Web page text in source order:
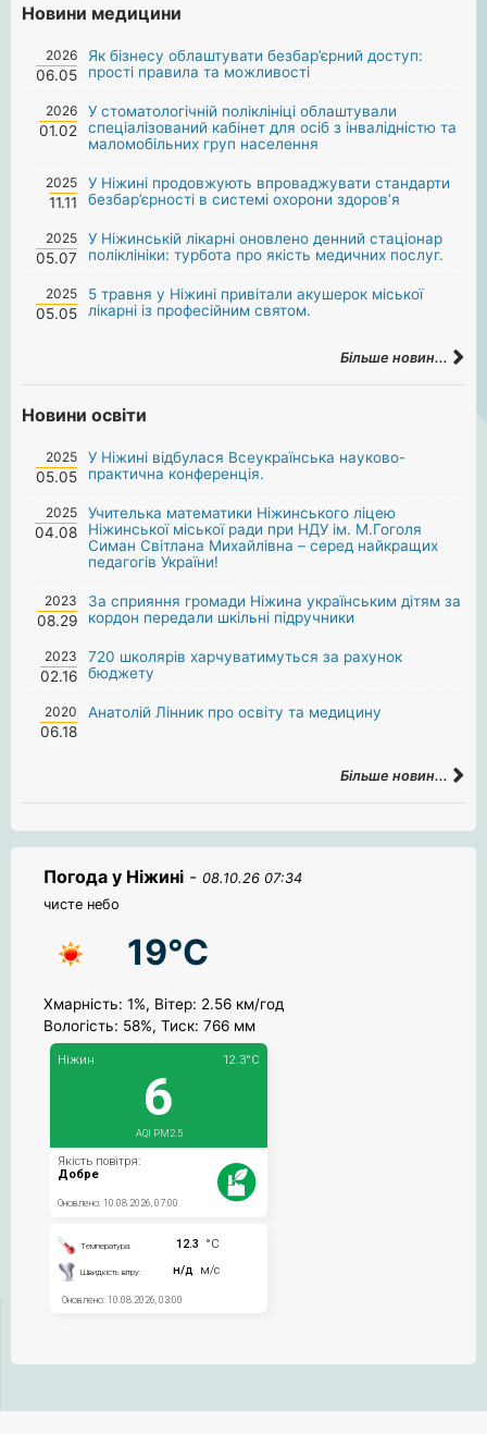
Новини медицини
2026
06.05
Як бізнесу облаштувати безбар’єрний доступ:
прості правила та можливості
2026
01.02
У стоматологічній поліклініці облаштували
спеціалізований кабінет для осіб з інвалідністю та
маломобільних груп населення
2025
11.11
У Ніжині продовжують впроваджувати стандарти
безбар’єрності в системі охорони здоров’я
2025
05.07
У Ніжинській лікарні оновлено денний стаціонар
поліклініки: турбота про якість медичних послуг.
2025
05.05
5 травня у Ніжині привітали акушерок міської
лікарні із професійним святом.
Більше новин...
Новини освіти
2025
05.05
У Ніжині відбулася Всеукраїнська науково-
практична конференція.
2025
04.08
Учителька математики Ніжинського ліцею
Ніжинської міської ради при НДУ ім. М.Гоголя
Симан Світлана Михайлівна – серед найкращих
педагогів України!
2023
08.29
За сприяння громади Ніжина українським дітям за
кордон передали шкільні підручники
2023
02.16
720 школярів харчуватимуться за рахунок
бюджету
2020
06.18
Анатолій Лінник про освіту та медицину
Більше новин...
Погода у Ніжині - 08.10.26 07:34
чисте небо
19°C
Хмарність: 1%, Вітер: 2.56 км/год
Вологість: 58%, Тиск: 766 мм